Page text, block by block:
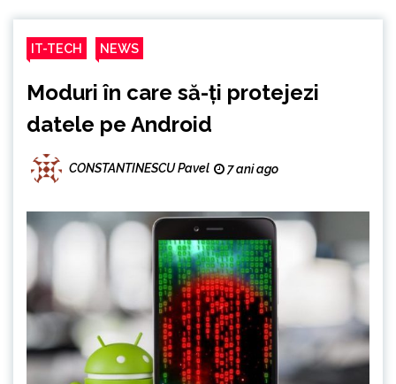
IT-TECH NEWS
Moduri în care să-ți protejezi
datele pe Android
CONSTANTINESCU Pavel 7 ani ago